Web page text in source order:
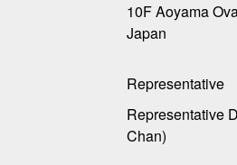
10F Aoyama
Japan
Representative
Representative
Chan)